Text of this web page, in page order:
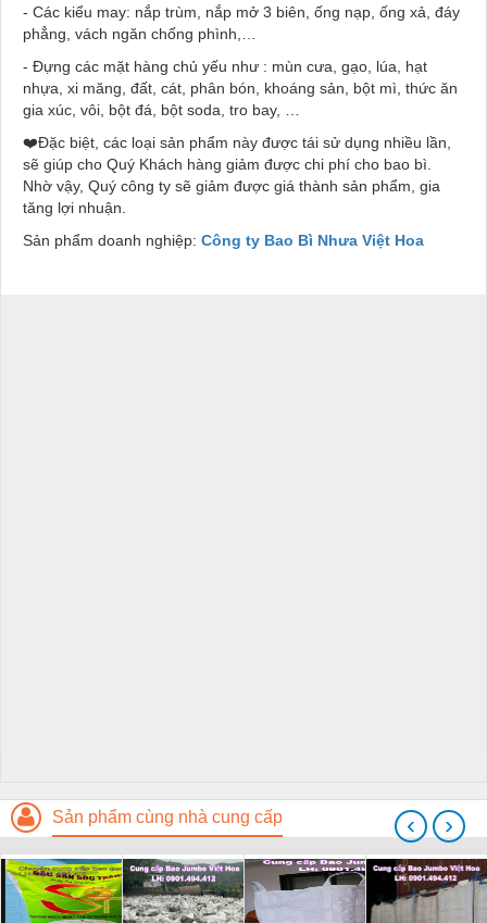
- Các kiểu may: nắp trùm, nắp mở 3 biên, ống nạp, ống xả, đáy
phẳng, vách ngăn chống phình,…
- Đựng các mặt hàng chủ yếu như : mùn cưa, gạo, lúa, hạt
nhựa, xi măng, đất, cát, phân bón, khoáng sản, bột mì, thức ăn
gia xúc, vôi, bột đá, bột soda, tro bay, …
❤️Đặc biệt, các loại sản phẩm này được tái sử dụng nhiều lần,
sẽ giúp cho Quý Khách hàng giảm được chi phí cho bao bì.
Nhờ vậy, Quý công ty sẽ giảm được giá thành sản phẩm, gia
tăng lợi nhuận.
Sản phẩm doanh nghiệp: Công ty Bao Bì Nhưa Việt Hoa
Sản phẩm cùng nhà cung cấp ‹ ›